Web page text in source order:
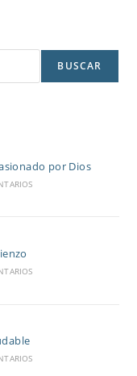
BUSCAR
por Dios